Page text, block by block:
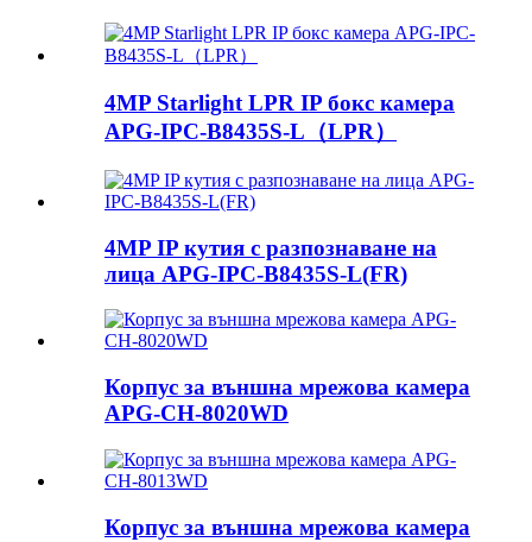
4MP Starlight LPR IP бокс камера
APG-IPC-B8435S-L（LPR）
4MP IP кутия с разпознаване на
лица APG-IPC-B8435S-L(FR)
Корпус за външна мрежова камера
APG-CH-8020WD
Корпус за външна мрежова камера